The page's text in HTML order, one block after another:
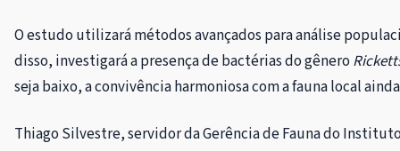
O estudo utilizará métodos avançados para análise
disso, investigará a presença de bactérias do gênero
seja baixo, a convivência harmoniosa com a fauna local
Thiago Silvestre, servidor da Gerência de Fauna do